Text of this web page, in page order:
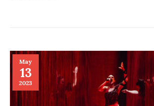
May
13
2023